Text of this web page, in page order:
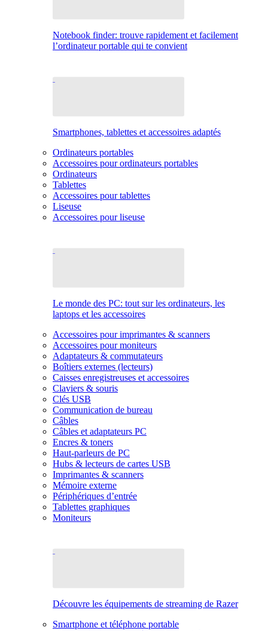
Notebook finder: trouve rapidement et facilement
l’ordinateur portable qui te convient
Smartphones, tablettes et accessoires adaptés
Ordinateurs portables
Accessoires pour ordinateurs portables
Ordinateurs
Tablettes
Accessoires pour tablettes
Liseuse
Accessoires pour liseuse
Le monde des PC: tout sur les ordinateurs, les
laptops et les accessoires
Accessoires pour imprimantes & scanners
Accessoires pour moniteurs
Adaptateurs & commutateurs
Boîtiers externes (lecteurs)
Caisses enregistreuses et accessoires
Claviers & souris
Clés USB
Communication de bureau
Câbles
Câbles et adaptateurs PC
Encres & toners
Haut-parleurs de PC
Hubs & lecteurs de cartes USB
Imprimantes & scanners
Mémoire externe
Périphériques d’entrée
Tablettes graphiques
Moniteurs
Découvre les équipements de streaming de Razer
Smartphone et téléphone portable